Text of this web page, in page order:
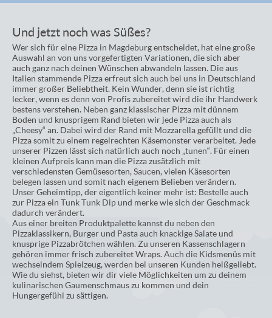
Und jetzt noch was Süßes?
Wer sich für eine Pizza in Magdeburg entscheidet, hat eine große
Auswahl an von uns vorgefertigten Variationen, die sich aber
auch ganz nach deinen Wünschen abwandeln lassen. Die aus
Italien stammende Pizza erfreut sich auch bei uns in Deutschland
immer großer Beliebtheit. Kein Wunder, denn sie ist richtig
lecker, wenn es denn von Profis zubereitet wird die ihr Handwerk
bestens verstehen. Neben ganz klassischer Pizza mit dünnem
Boden und knusprigem Rand bieten wir jede Pizza auch als
„Cheesy“ an. Dabei wird der Rand mit Mozzarella gefüllt und die
Pizza somit zu einem regelrechten Käsemonster verarbeitet. Jede
unserer Pizzen lässt sich natürlich auch noch „tunen“. Für einen
kleinen Aufpreis kann man die Pizza zusätzlich mit
verschiedensten Gemüsesorten, Saucen, vielen Käsesorten
belegen lassen und somit nach eigenem Belieben verändern.
Unser Geheimtipp, der eigentlich keiner mehr ist: Bestelle auch
zur Pizza ein Tunk Tunk Dip und merke wie sich der Geschmack
dadurch verändert.
Aus einer breiten Produktpalette kannst du neben den
Pizzaklassikern, Burger und Pasta auch knackige Salate und
knusprige Pizzabrötchen wählen. Zu unseren Kassenschlagern
gehören immer frisch zubereitet Wraps. Auch die Kidsmenüs mit
wechselndem Spielzeug, werden bei unseren Kunden heißgeliebt.
Wie du siehst, bieten wir dir viele Möglichkeiten um zu deinem
kulinarischen Gaumenschmaus zu kommen und dein
Hungergefühl zu sättigen.